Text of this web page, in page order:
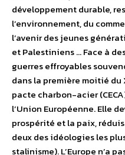
développement durable,
l’environnement, du
l’avenir des jeunes
et Palestiniens … Face à
guerres effroyables
dans la première moitié du
pacte charbon-acier
l’Union Européenne. Elle
prospérité et la paix,
deux des idéologies les
stalinisme). L’Europe n’a